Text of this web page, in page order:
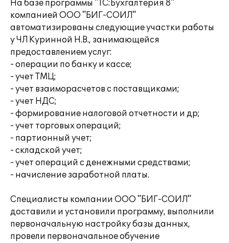
На базе программы "1С:Бухгалтерия 8"
компанией ООО "БИГ-СОИЛ"
автоматизированы следующие участки работы
у ЧЛ Куринной Н.В., занимающейся
предоставлением услуг:
- операции по банку и кассе;
- учет ТМЦ;
- учет взаиморасчетов с поставщиками;
- учет НДС;
- формирование налоговой отчетности и др;
- учет торговых операций;
- партионный учет;
- складской учет;
- учет операций с денежными средствами;
- начисление заработной платы.
Специалисты компании ООО "БИГ-СОИЛ"
доставили и установили программу, выполнили
первоначальную настройку базы данных,
провели первоначальное обучение